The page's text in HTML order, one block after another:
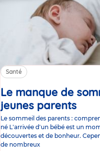
Santé
Le manque de
jeunes parents
Le sommeil des parents :
né L'arrivée d'un bébé est un
découvertes et de bonheur.
de nombreux